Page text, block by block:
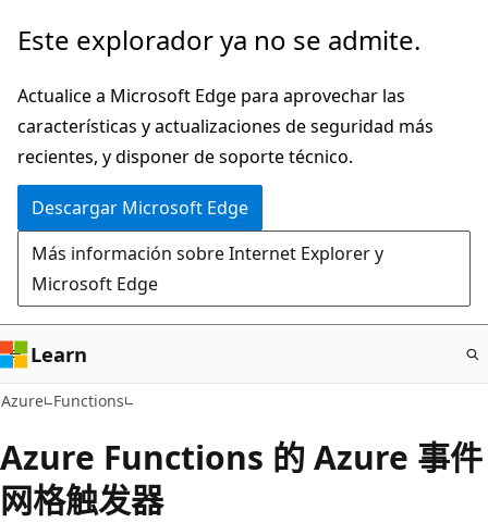
Ir
contenido
principal
Este explorador ya no se admite.
Actualice a Microsoft Edge para aprovechar las
características y actualizaciones de seguridad más
recientes, y disponer de soporte técnico.
Descargar Microsoft Edge
Más información sobre Internet Explorer y
Microsoft Edge
Learn
Azure Functions
Azure Functions 的 Azure 事件
网格触发器